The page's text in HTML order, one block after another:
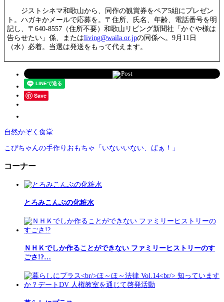
ジストシネマ和歌山から、同作の観賞券をペア5組にプレゼン
ト。ハガキかメールで応募を。〒住所、氏名、年齢、電話番号を明
記し、〒640-8557（住所不要）和歌山リビング新聞社「かぐや様は
告らせたい」係、またはliving@waila.or.jpの同係へ。9月11日
（水）必着。当選は発送をもって代えます。
Post
Save
自然かぞく食堂
こぴちゃんの手作りおもちゃ「いないいない、ばぁ！」
コーナー
とろみこんぶの化粧水
ＮＨＫでしか作ることができない ファミリーヒストリーのす
ごさ!?…